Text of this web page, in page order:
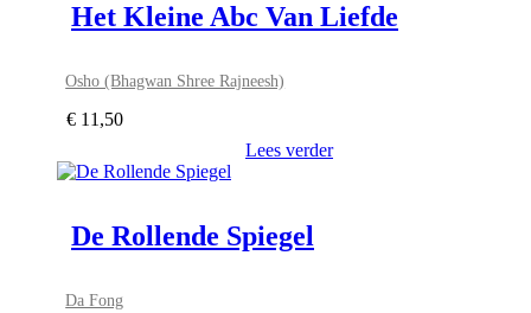
Het Kleine Abc Van Liefde
Osho (Bhagwan Shree Rajneesh)
€ 11,50
Lees verder
De Rollende Spiegel
Da Fong